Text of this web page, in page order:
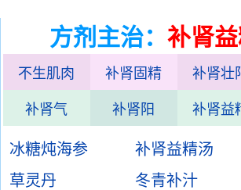
方剂主治： 补肾
不生肌肉 补肾固精 补肾壮
补肾气 补肾阳 补肾益
冰糖炖海参
补肾益精汤
草灵丹
冬青补汁